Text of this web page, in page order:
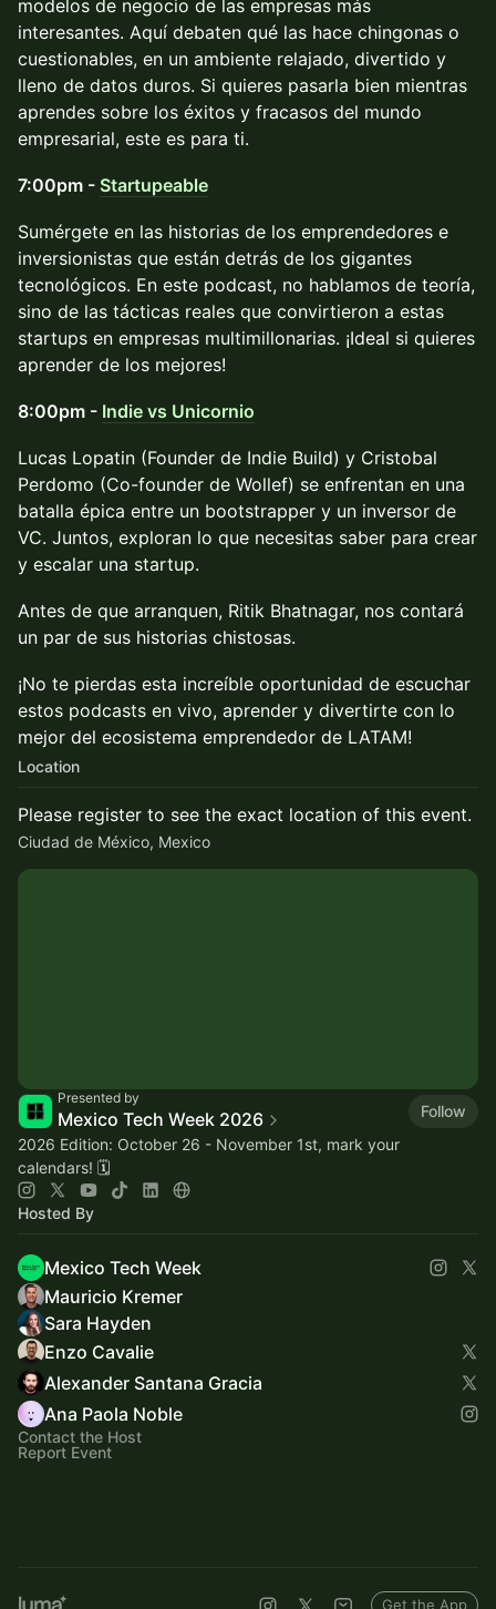
modelos de negocio de las empresas más
interesantes. Aquí debaten qué las hace chingonas o
cuestionables, en un ambiente relajado, divertido y
lleno de datos duros. Si quieres pasarla bien mientras
aprendes sobre los éxitos y fracasos del mundo
empresarial, este es para ti.
7:00pm - Startupeable
Sumérgete en las historias de los emprendedores e
inversionistas que están detrás de los gigantes
tecnológicos. En este podcast, no hablamos de teoría,
sino de las tácticas reales que convirtieron a estas
startups en empresas multimillonarias. ¡Ideal si quieres
aprender de los mejores!
8:00pm - Indie vs Unicornio
Lucas Lopatin (Founder de Indie Build) y Cristobal
Perdomo (Co-founder de Wollef) se enfrentan en una
batalla épica entre un bootstrapper y un inversor de
VC. Juntos, exploran lo que necesitas saber para crear
y escalar una startup.
Antes de que arranquen, Ritik Bhatnagar, nos contará
un par de sus historias chistosas.
¡No te pierdas esta increíble oportunidad de escuchar
estos podcasts en vivo, aprender y divertirte con lo
mejor del ecosistema emprendedor de LATAM!
Location
Please register to see the exact location of this event.
Ciudad de México, Mexico
Presented by
Mexico Tech Week 2026
Follow
2026 Edition: October 26 - November 1st, mark your
calendars! 🗓️
Hosted By
Mexico Tech Week
Mauricio Kremer
Sara Hayden
Enzo Cavalie
Alexander Santana Gracia
Ana Paola Noble
Contact the Host
Report Event
Get the App